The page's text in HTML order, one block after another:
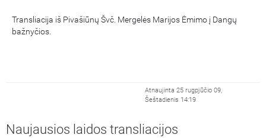
Transliacija iš Pivašiūnų Švč. Mergelės Marijos Ėmimo į Dangų
bažnyčios.
Atnaujinta 25 rugpjūčio 09,
Šeštadienis 14:19
Naujausios laidos transliacijos